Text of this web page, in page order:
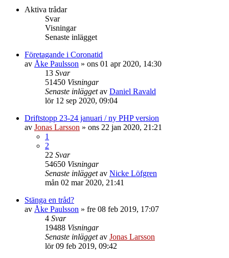
Aktiva trådar
Svar
Visningar
Senaste inlägget
Företagande i Coronatid
av Åke Paulsson » ons 01 apr 2020, 14:30
13 Svar
51450 Visningar
Senaste inläggetav Daniel Ravald
lör 12 sep 2020, 09:04
Driftstopp 23-24 januari / ny PHP version
av Jonas Larsson » ons 22 jan 2020, 21:21
1
2
22 Svar
54650 Visningar
Senaste inläggetav Nicke Löfgren
mån 02 mar 2020, 21:41
Stänga en tråd?
av Åke Paulsson » fre 08 feb 2019, 17:07
4 Svar
19488 Visningar
Senaste inläggetav Jonas Larsson
lör 09 feb 2019, 09:42